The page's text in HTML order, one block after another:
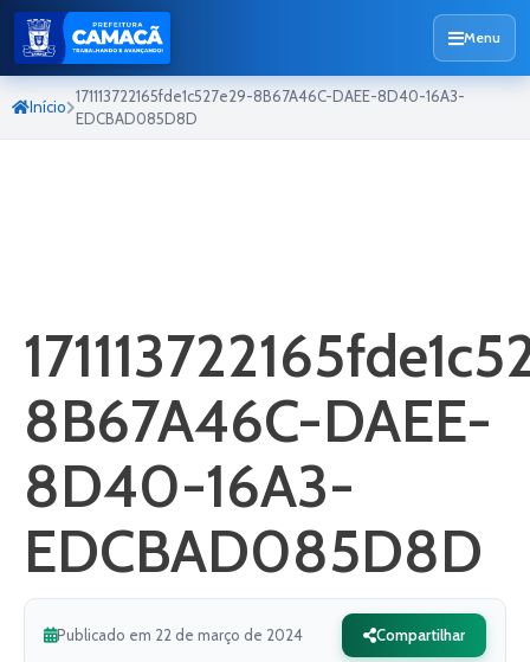
Menu
Início
171113722165fde1c527e29-8B67A46C-DAEE-8D40-16A3-
EDCBAD085D8D
8B67A46C-DAEE-
8D40-16A3-
EDCBAD085D8D
Publicado em 22 de março de 2024 Compartilhar